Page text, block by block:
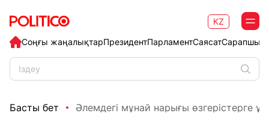
Соңғы жаңалықтарПрезидентПарламентСаясат
KZ
Басты бет Әлемдегі мұнай нарығы өзгерістерге